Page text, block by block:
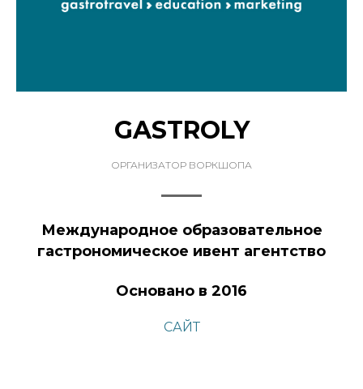
GASTROLY
ОРГАНИЗАТОР ВОРКШОПА
Международное образовательное
гастрономическое ивент агентство
Основано в 2016
САЙТ